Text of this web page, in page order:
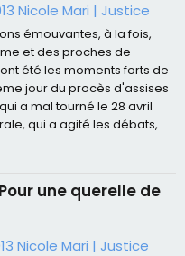
Nicole Mari |Justice
émouvantes, à la fois,
et des proches de
été les moments forts de
jour du procès d'assises
a mal tourné le 28 avril
qui a agité les débats,
une querelle de
Nicole Mari |Justice